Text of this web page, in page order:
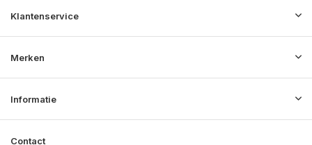
Klantenservice
Merken
Informatie
Contact